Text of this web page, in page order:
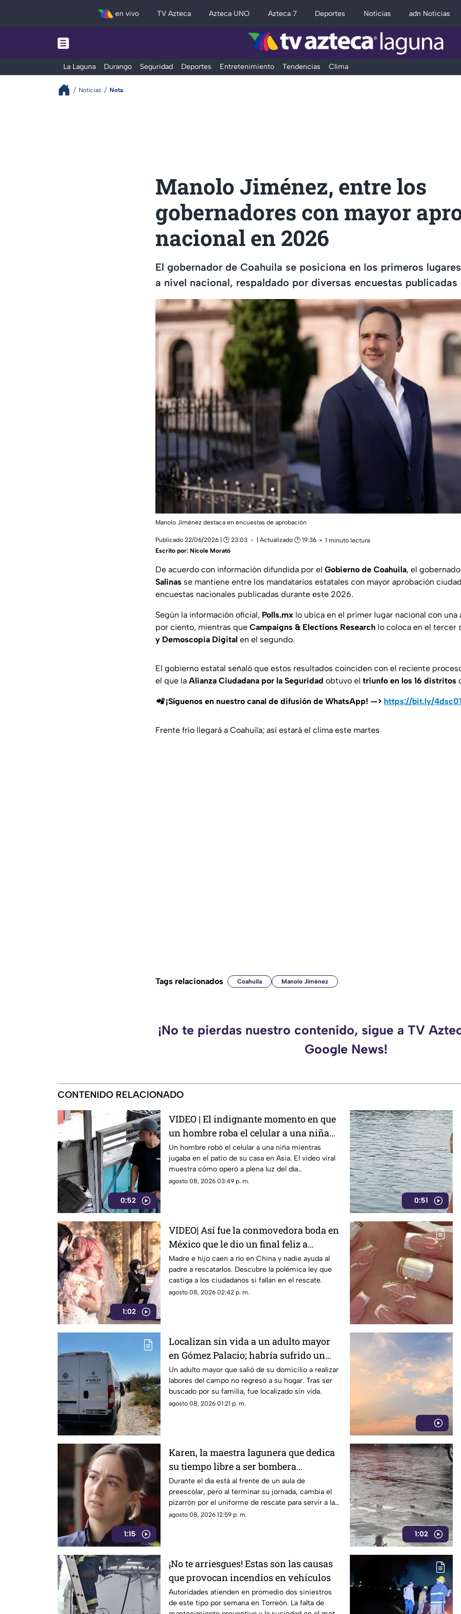
en vivo TV Azteca Azteca UNO Azteca 7 Deportes Noticias adn Noticias
La Laguna Durango Seguridad Deportes Entretenimiento Tendencias Clima
Noticias Nota
Manolo Jiménez, entre los
gobernadores con mayor
nacional en 2026
El gobernador de Coahuila se posiciona en los primeros
a nivel nacional, respaldado por diversas encuestas publicadas
Manolo Jiménez destaca en encuestas de aprobación
Publicado 22/06/2026 | 🕑 23:03 | Actualizado 🕑 19:36
1 minuto lectura
Escrito por: Nicole Morató
De acuerdo con información difundida por el Gobierno de Coahuila, el
Salinas se mantiene entre los mandatarios estatales con mayor aprobación
encuestas nacionales publicadas durante este 2026.
Según la información oficial, Polls.mx lo ubica en el primer lugar nacional con
por ciento, mientras que Campaigns & Elections Research lo coloca en el tercer
y Demoscopia Digital en el segundo.
El gobierno estatal señaló que estos resultados coinciden con el reciente
el que la Alianza Ciudadana por la Seguridad obtuvo el triunfo en los 16 distritos
📲 ¡Síguenos en nuestro canal de difusión de WhatsApp! —> https://bit.ly/
Frente frío llegará a Coahuila; así estará el clima este martes
Tags relacionados Coahuila Manolo Jiménez
¡No te pierdas nuestro contenido, sigue a TV
Google News!
CONTENIDO RELACIONADO
0:52
VIDEO | El indignante momento en que
un hombre roba el celular a una niña
en su propia casa
Un hombre robó el celular a una niña mientras
jugaba en el patio de su casa en Asia. El video viral
muestra cómo operó a plena luz del día
impunemente.
agosto 08, 2026 03:49 p. m.
0:51
1:02
VIDEO| Así fue la conmovedora boda en
México que le dio un final feliz a
Mitsuri y Obana
Madre e hijo caen a río en China y nadie ayuda al
padre a rescatarlos. Descubre la polémica ley que
castiga a los ciudadanos si fallan en el rescate.
agosto 08, 2026 02:42 p. m.
Localizan sin vida a un adulto mayor
en Gómez Palacio; habría sufrido un
infarto
Un adulto mayor que salió de su domicilio a realizar
labores del campo no regresó a su hogar. Tras ser
buscado por su familia, fue localizado sin vida.
agosto 08, 2026 01:21 p. m.
1:15
Karen, la maestra lagunera que dedica
su tiempo libre a ser bombera
voluntaria
Durante el día está al frente de un aula de
preescolar, pero al terminar su jornada, cambia el
pizarrón por el uniforme de rescate para servir a la
ciudadanía.
agosto 08, 2026 12:59 p. m.
1:02
¡No te arriesgues! Estas son las causas
que provocan incendios en vehículos
Autoridades atienden en promedio dos siniestros
de este tipo por semana en Torreón. La falta de